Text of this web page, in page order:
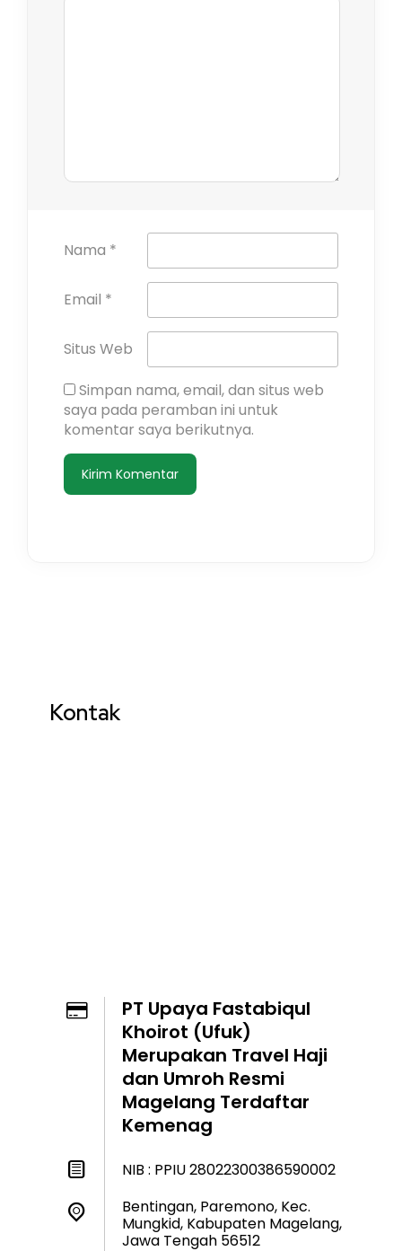
Nama *
Email *
Situs Web
Simpan nama, email, dan situs web
saya pada peramban ini untuk
komentar saya berikutnya.
Kontak
PT Upaya Fastabiqul
Khoirot (Ufuk)
Merupakan Travel Haji
dan Umroh Resmi
Magelang Terdaftar
Kemenag
NIB : PPIU 28022300386590002
Bentingan, Paremono, Kec.
Mungkid, Kabupaten Magelang,
Jawa Tengah 56512